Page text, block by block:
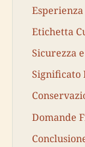
Etichetta
Sicurezza
Significato
Domande